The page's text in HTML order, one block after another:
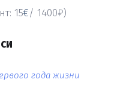
15€/ 1400₽)
года жизни